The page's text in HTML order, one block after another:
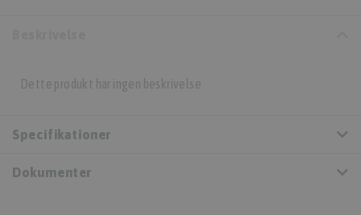
Dette produkt har ingen beskrivelse
Specifikationer
Dokumenter